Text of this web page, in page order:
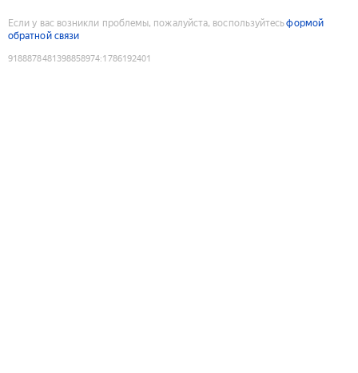
Если у вас возникли проблемы, пожалуйста, воспользуйтесьформой
обратной связи
9188878481398858974:1786192401